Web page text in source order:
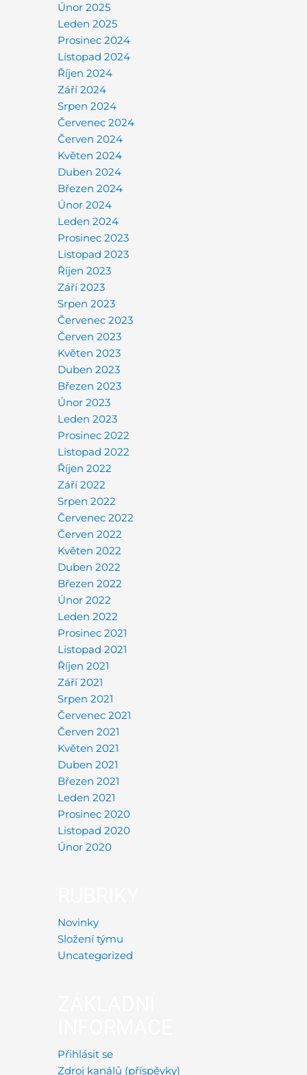
Únor 2025
Leden 2025
Prosinec 2024
Listopad 2024
Říjen 2024
Září 2024
Srpen 2024
Červenec 2024
Červen 2024
Květen 2024
Duben 2024
Březen 2024
Únor 2024
Leden 2024
Prosinec 2023
Listopad 2023
Říjen 2023
Září 2023
Srpen 2023
Červenec 2023
Červen 2023
Květen 2023
Duben 2023
Březen 2023
Únor 2023
Leden 2023
Prosinec 2022
Listopad 2022
Říjen 2022
Září 2022
Srpen 2022
Červenec 2022
Červen 2022
Květen 2022
Duben 2022
Březen 2022
Únor 2022
Leden 2022
Prosinec 2021
Listopad 2021
Říjen 2021
Září 2021
Srpen 2021
Červenec 2021
Červen 2021
Květen 2021
Duben 2021
Březen 2021
Leden 2021
Prosinec 2020
Listopad 2020
Únor 2020
Novinky
Složení týmu
Uncategorized
Přihlásit se
Zdroj kanálů (příspěvky)